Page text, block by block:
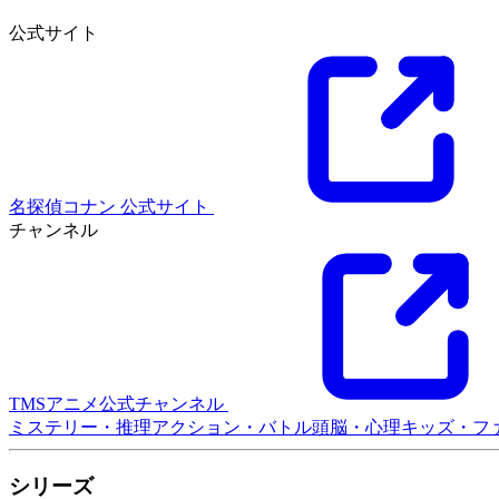
公式サイト
名探偵コナン 公式サイト
チャンネル
TMSアニメ公式チャンネル
ミステリー・推理アクション・バトル頭脳・心理キッズ・フ
シリーズ